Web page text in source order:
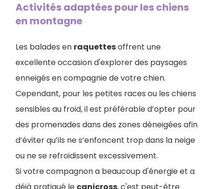
Activités adaptées pour les chiens
en montagne
Les balades en raquettesoffrent une
excellente occasion d'explorer des paysages
enneigés en compagnie de votre chien.
Cependant, pour les petites races ou les chiens
sensibles au froid, il est préférable d’opter pour
des promenades dans des zones déneigées afin
d’éviter qu’ils ne s’enfoncent trop dans la neige
ou ne se refroidissent excessivement.
Si votre compagnon a beaucoup d'énergie et a